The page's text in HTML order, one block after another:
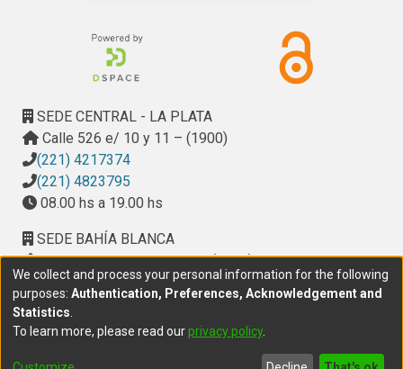
SEDE CENTRAL - LA PLATA
Calle 526 e/ 10 y 11 – (1900)
(221) 4217374
(221) 4823795
08.00 hs a 19.00 hs
SEDE BAHÍA BLANCA
Calle Ciudad de Cali 320 – (8000). Universidad
Provincial del Sudoeste (UPSO)
(291) 459 2550
, interno 147
10.00 h a 14.00 h
We collect and process your personal information for the following
purposes: Authentication, Preferences, Acknowledgement and
Statistics
To learn more, please read ourprivacy policy.